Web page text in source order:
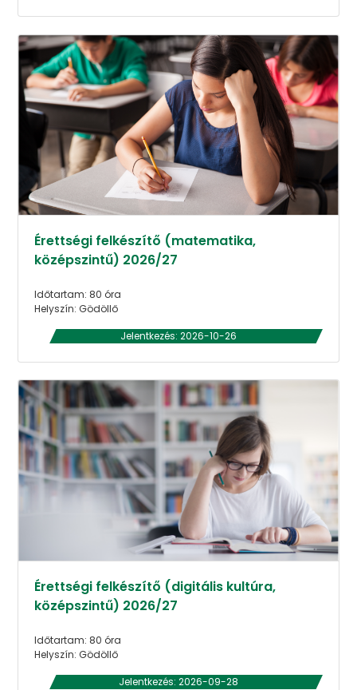
Érettségi felkészítő (matematika,
középszintű) 2026/27
Időtartam: 80 óra
Helyszín: Gödöllő
Jelentkezés: 2026-10-26
Érettségi felkészítő (digitális kultúra,
középszintű) 2026/27
Időtartam: 80 óra
Helyszín: Gödöllő
Jelentkezés: 2026-09-28